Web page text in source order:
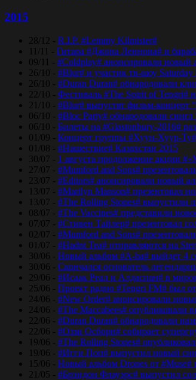
2015
28/12 - R.I.P. #Lemmy Kilmister#
11/11 - Гитара #Джона Леннона# и
09/11 - #Coldplay# анонсировали
26/10 - #Blur# и участик тв-шоу
26/10 - #Duran Duran# обнародовали
22/10 - Фестиваль #The Spirit of Tengri#
21/10 - #Blur# выпустят фильм-концерт
06/10 - #Bloc Party# обнародовали
06/10 - Билеты на #Glastonbury-2016#
01/09 - Концерт группы #Хуун-Хуур-Ту#
01/08 - #Нашествие# Казахстан 2015
30/07 - 1 августа продолжение акции
27/07 - #Mumford and Sons#
23/07 - #Editors# анонсировали новый
13/07 - #Marilyn Manson# презентовал
13/07 - #The Rolling Stones# выпустили
08/07 - #The Vaccines# представили
07/07 - #Стивен Тайлер# презентовал
02/07 - #Mumford and Sons#
01/07 - #Hadnt Tea# отправляются на
30/06 - Новый альбом #A-ha# выйдет 4
30/06 - Скончался основатель
29/06 - #Исаак Реал и Алдаспан# в
25/06 - Проект радио #Tengri FM# был
24/06 - #New Order# анонсировали
24/06 - #The Maccabees# опубликовали
22/06 - #Duran Duran# обнародовали
22/06 - #Оззи Осборн# собирает
19/06 - #The Rolling Stones#
19/06 - #Игги Поп# выпустил новый
15/06 - Новый альбом Drones от #Muse#
21/05 - #Брэндон Флауэрс# выпустил